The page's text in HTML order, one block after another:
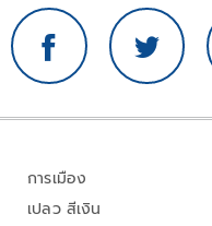
การเมือง
เปลว สีเงิน